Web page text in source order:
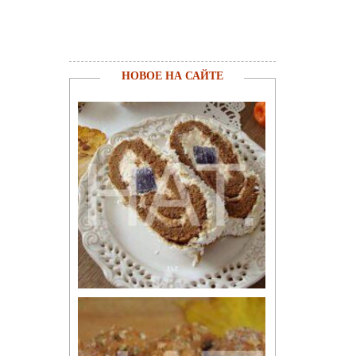
НОВОЕ НА САЙТЕ